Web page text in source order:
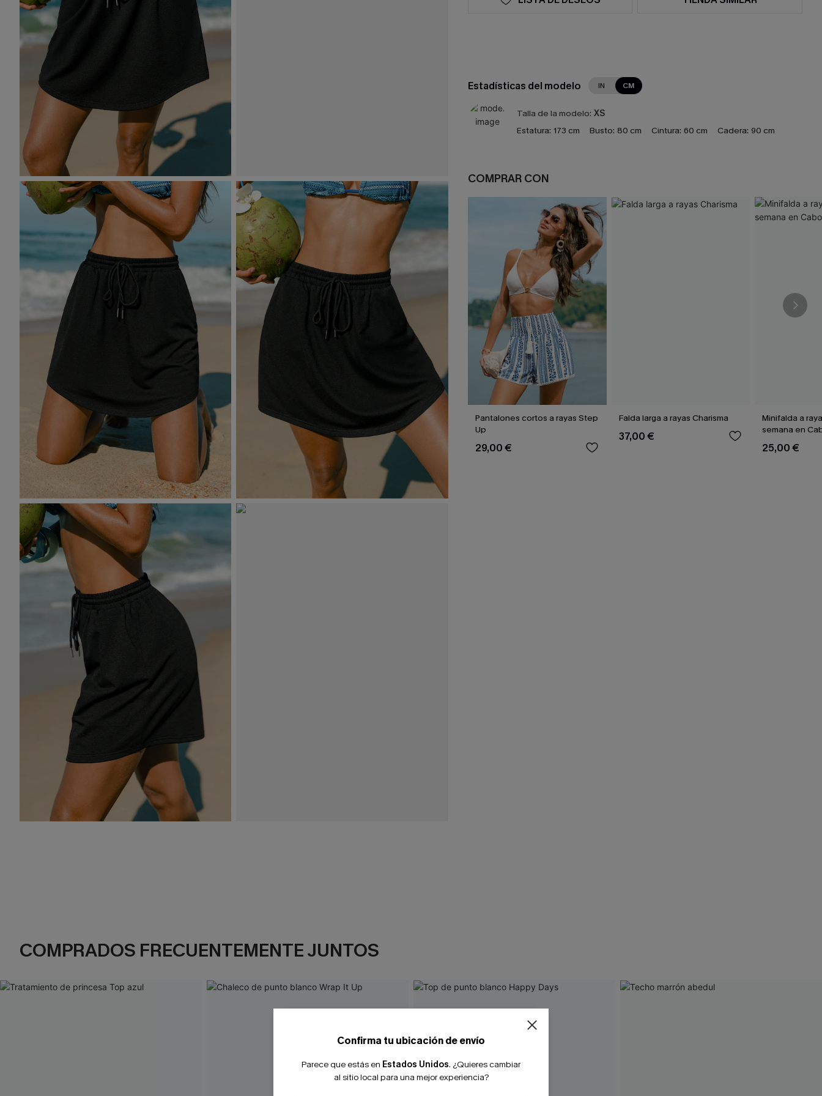
Estadísticas del modelo IN CM
Talla de la modelo: XS
Estatura: 173 cm Busto: 80 cm Cintura: 60 cm Cadera: 90 cm
COMPRAR CON
Pantalones cortos a rayas Step
Up
29,00 €
Falda larga a rayas Charisma
37,00 €
Minifalda a
semana en
25,00 €
COMPRADOS FRECUENTEMENTE JUNTOS
Confirma tu ubicación de envío
Parece que estás en Estados Unidos. ¿Quieres cambiar
al sitio local para una mejor experiencia?
-10% extra sin compra mínima